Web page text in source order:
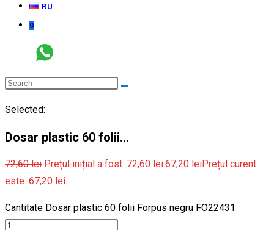
RU
0
Selected:
Dosar plastic 60 folii…
72,60lei Prețul inițial a fost: 72,60 lei.67,20 leiPrețul curent
este: 67,20 lei.
Cantitate Dosar plastic 60 folii Forpus negru FO22431